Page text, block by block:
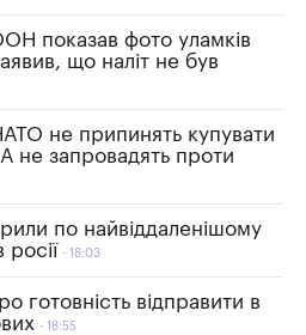
показав фото уламків
що наліт не був
не припинять купувати
не запровадять проти
по найвіддаленішому
росії
18:03
готовність відправити в
18:55